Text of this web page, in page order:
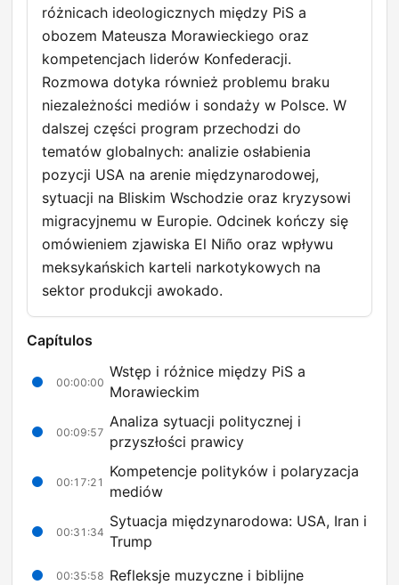
różnicach ideologicznych między PiS a
obozem Mateusza Morawieckiego oraz
kompetencjach liderów Konfederacji.
Rozmowa dotyka również problemu braku
niezależności mediów i sondaży w Polsce. W
dalszej części program przechodzi do
tematów globalnych: analizie osłabienia
pozycji USA na arenie międzynarodowej,
sytuacji na Bliskim Wschodzie oraz kryzysowi
migracyjnemu w Europie. Odcinek kończy się
omówieniem zjawiska El Niño oraz wpływu
meksykańskich karteli narkotykowych na
sektor produkcji awokado.
Capítulos
00:00:00
Wstęp i różnice między PiS a
Morawieckim
00:09:57
Analiza sytuacji politycznej i
przyszłości prawicy
00:17:21
Kompetencje polityków i polaryzacja
mediów
00:31:34
Sytuacja międzynarodowa: USA, Iran i
Trump
00:35:58 Refleksje muzyczne i biblijne